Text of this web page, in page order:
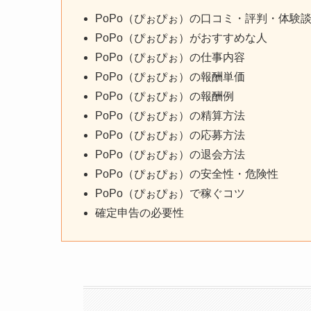
PoPo（ぴぉぴぉ）の口コミ・評判・体験談
PoPo（ぴぉぴぉ）がおすすめな人
PoPo（ぴぉぴぉ）の仕事内容
PoPo（ぴぉぴぉ）の報酬単価
PoPo（ぴぉぴぉ）の報酬例
PoPo（ぴぉぴぉ）の精算方法
PoPo（ぴぉぴぉ）の応募方法
PoPo（ぴぉぴぉ）の退会方法
PoPo（ぴぉぴぉ）の安全性・危険性
PoPo（ぴぉぴぉ）で稼ぐコツ
確定申告の必要性